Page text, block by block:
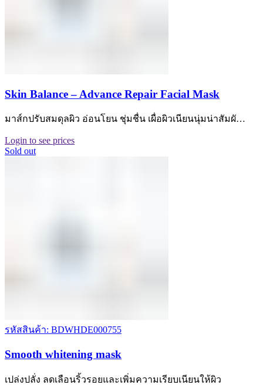
Skin Balance – Advance Repair Facial Mask
มาส์กปรับสมดุลผิว อ่อนโยน ชุ่มชื่น เผื่อผิวเนียนนุ่มน่าสัมผั…
Login to see prices
Sold out
รหัสสินค้า: BDWHDE000755
Smooth whitening mask
เปล่งปลั่ง ลดเลือนริ้วรอยและเพิ่มความเรียบเนียนให้ผิว